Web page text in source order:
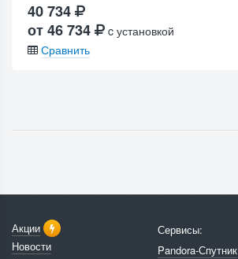
40 734
от 46 734
c установкой
Сравнить
Акции
Новости
Сервисы:
Pandora-Спутник